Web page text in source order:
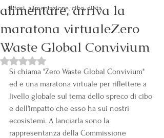
alitosi, alimentazione, cibo, dieta
alimentare, arriva la
maratona virtualeZero
Waste Global Convivium
Valutazione NaN stelle su 5.
Si chiama "Zero Waste Global Convivium"
ed è una maratona virtuale per riflettere a
livello globale sul tema dello spreco di cibo
e dell'impatto che esso ha sui nostri
ecosistemi. A lanciarla sono la
rappresentanza della Commissione